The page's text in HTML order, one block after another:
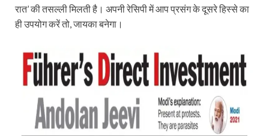
रात’ की तसल्ली मिलती है। अपनी रेसिपी में आप प्रसंग के दूसरे हिस्से का
ही उपयोग करें तो, जायका बनेगा।